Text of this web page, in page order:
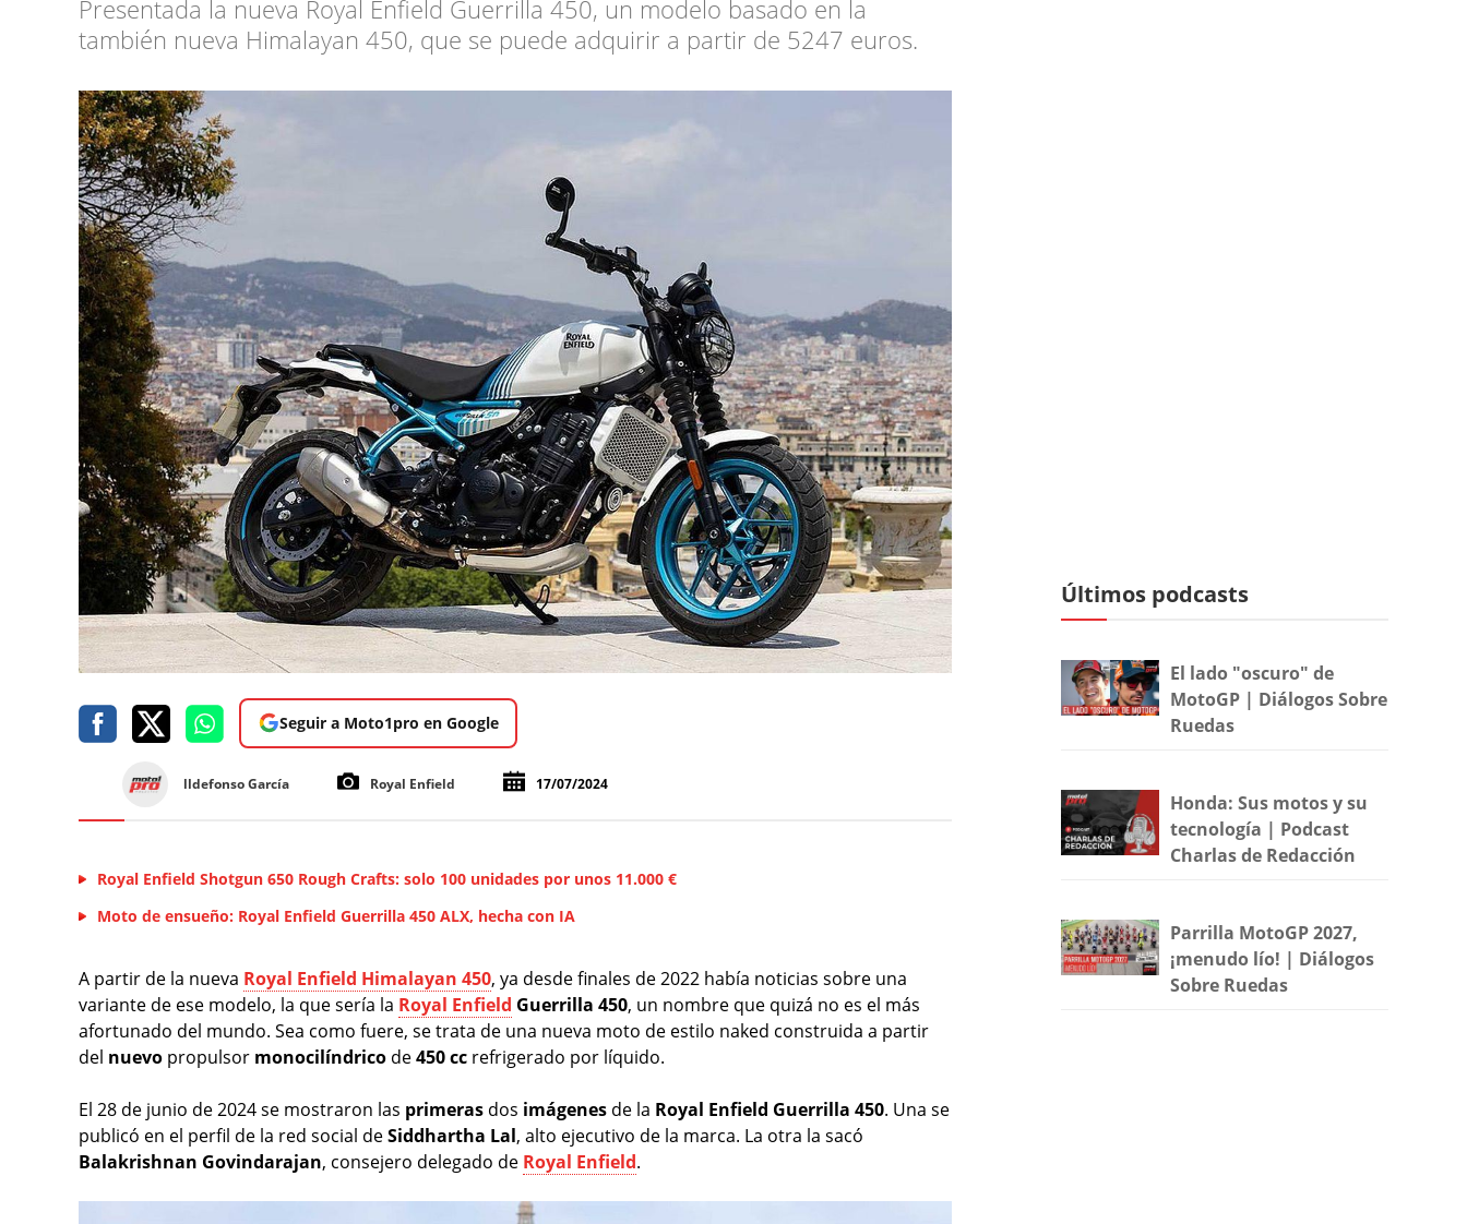
Presentada la nueva Royal Enfield Guerrilla 450, un modelo basado en la
también nueva Himalayan 450, que se puede adquirir a partir de 5247 euros.
Seguir a Moto1pro en Google
lldefonso García Royal Enfield 17/07/2024
Royal Enfield Shotgun 650 Rough Crafts: solo 100 unidades por unos 11.000 €
Moto de ensueño: Royal Enfield Guerrilla 450 ALX, hecha con IA
A partir de la nueva Royal Enfield Himalayan 450, ya desde finales de 2022 había noticias sobre una
variante de ese modelo, la que sería la Royal Enfield Guerrilla 450, un nombre que quizá no es el más
afortunado del mundo. Sea como fuere, se trata de una nueva moto de estilo naked construida a partir
del nuevo propulsor monocilíndrico de450 cc refrigerado por líquido.
El 28 de junio de 2024 se mostraron las primeras dos imágenes de la Royal Enfield Guerrilla 450. Una se
publicó en el perfil de la red social deSiddhartha Lal, alto ejecutivo de la marca. La otra la sacó
Balakrishnan Govindarajan, consejero delegado de Royal Enfield.
Últimos podcasts
El lado "oscuro" de
MotoGP | Diálogos Sobre
Ruedas
Honda: Sus motos y su
tecnología | Podcast
Charlas de Redacción
Parrilla MotoGP 2027,
¡menudo lío! | Diálogos
Sobre Ruedas